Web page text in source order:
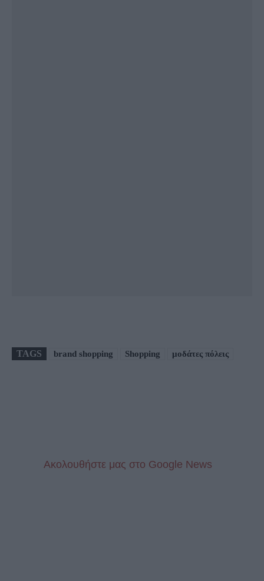
TAGS brand shopping Shopping μοδάτες πόλεις
Aκολουθήστε μας στo Google News